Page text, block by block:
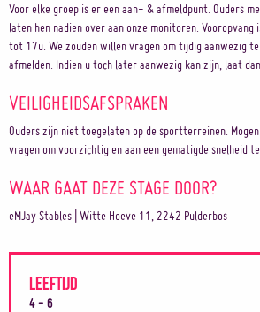
Voor elke groep is er een aan- & afmeldpunt. Ouders
laten hen nadien over aan onze monitoren.
tot 17u. We zouden willen vragen om tijdig aanwezig
afmelden. Indien u toch later aanwezig kan zijn, laat
VEILIGHEIDSAFSPRAKEN
Ouders zijn niet toegelaten op de sportterreinen.
vragen om voorzichtig en aan een gematigde snelheid
WAAR GAAT DEZE STAGE DOOR?
eMJay Stables | Witte Hoeve 11, 2242 Pulderbos
LEEFTIJD
4 - 6